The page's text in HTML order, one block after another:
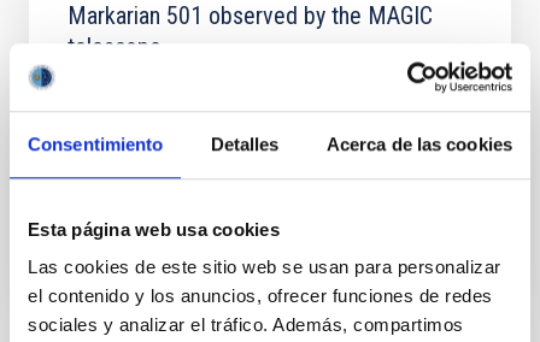
Consentimiento Detalles Acerca de las cookies
Esta página web usa cookies
Las cookies de este sitio web se usan para personalizar
el contenido y los anuncios, ofrecer funciones de redes
sociales y analizar el tráfico. Además, compartimos
Markarian 501 observed by the MAGIC
telescope
We analyze the timing of photons observed by the
MAGIC telescope during a flare of the active galactic
nucleus Mkn 501 for a possible correlation with